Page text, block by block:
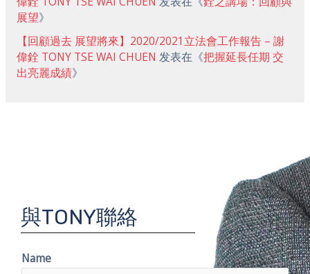
展望》
【回顧過去 展望將來】2020/2021立法會工作報告 – 謝
偉銓 TONY TSE WAI CHUEN 发表在《把握延長任期 交
出亮麗成績》
與TONY聯絡
Name